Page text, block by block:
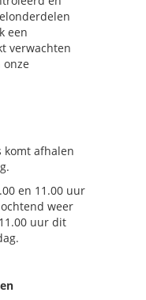
een
verwachten
komt afhalen
en 11.00 uur
weer
uur dit